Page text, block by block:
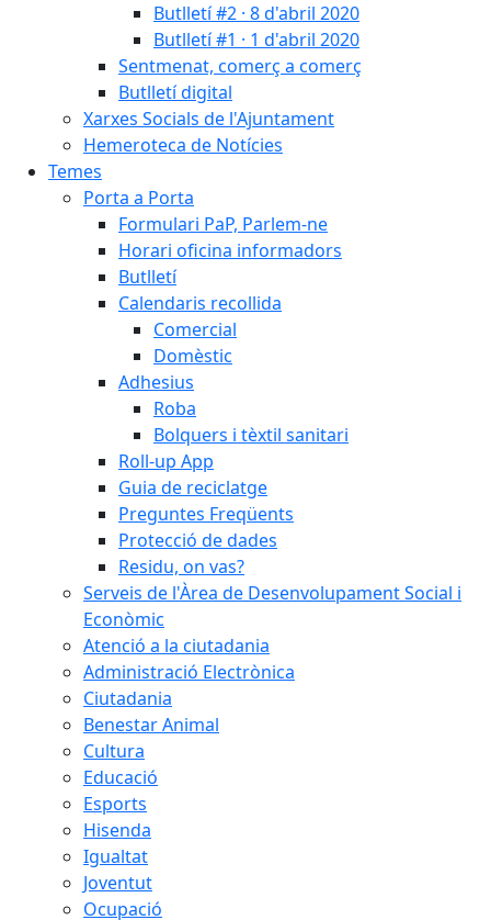
Butlletí #2 · 8 d'abril 2020
Butlletí #1 · 1 d'abril 2020
Sentmenat, comerç a comerç
Butlletí digital
Xarxes Socials de l'Ajuntament
Hemeroteca de Notícies
Temes
Porta a Porta
Formulari PaP, Parlem-ne
Horari oficina informadors
Butlletí
Calendaris recollida
Comercial
Domèstic
Adhesius
Roba
Bolquers i tèxtil sanitari
Roll-up App
Guia de reciclatge
Preguntes Freqüents
Protecció de dades
Residu, on vas?
Serveis de l'Àrea de Desenvolupament Social i
Econòmic
Atenció a la ciutadania
Administració Electrònica
Ciutadania
Benestar Animal
Cultura
Educació
Esports
Hisenda
Igualtat
Joventut
Ocupació